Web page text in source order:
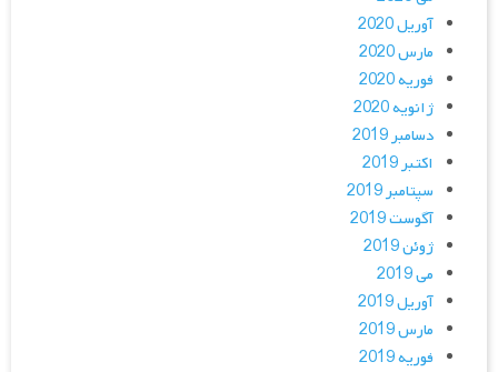
آوریل 2020
مارس 2020
فوریه 2020
ژانویه 2020
دسامبر 2019
اکتبر 2019
سپتامبر 2019
آگوست 2019
ژوئن 2019
می 2019
آوریل 2019
مارس 2019
فوریه 2019